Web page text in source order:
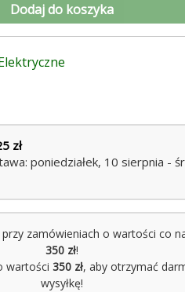
Dodaj do koszyka
zł
poniedziałek, 10 sierpnia -
przy zamówieniach o wartości co
350 zł!
wartości350 zł, aby otrzymać
wysyłkę!